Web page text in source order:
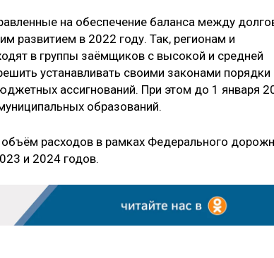
на обеспечение баланса между
развитием в 2022 году. Так, регионам и
в группы заёмщиков с высокой и средней
устанавливать своими законами порядки
ассигнований. При этом до 1 января
образований.
объём расходов в рамках Федерального
и 2024 годов.